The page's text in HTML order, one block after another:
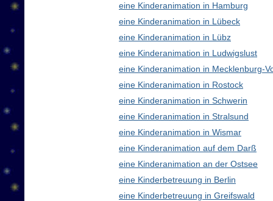
eine Kinderanimation in Hamburg
eine Kinderanimation in Lübeck
eine Kinderanimation in Lübz
eine Kinderanimation in Ludwigslust
eine Kinderanimation in Mecklenburg-
eine Kinderanimation in Rostock
eine Kinderanimation in Schwerin
eine Kinderanimation in Stralsund
eine Kinderanimation in Wismar
eine Kinderanimation auf dem Darß
eine Kinderanimation an der Ostsee
eine Kinderbetreuung in Berlin
eine Kinderbetreuung in Greifswald